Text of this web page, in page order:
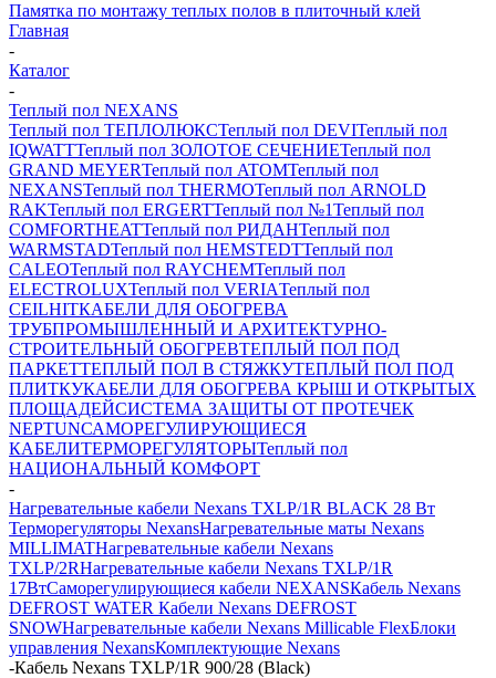
Памятка по монтажу теплых полов в плиточный клей
Главная
-
Каталог
-
Теплый пол NEXANS
Теплый пол ТЕПЛОЛЮКСТеплый пол DEVIТеплый пол
IQWATTТеплый пол ЗОЛОТОЕ СЕЧЕНИЕТеплый пол
GRAND MEYERТеплый пол ATOMТеплый пол
NEXANSТеплый пол THERMOТеплый пол ARNOLD
RAKТеплый пол ERGERTТеплый пол №1Теплый пол
COMFORTHEATТеплый пол РИДАНТеплый пол
WARMSTADТеплый пол HEMSTEDTТеплый пол
CALEOТеплый пол RAYCHEMТеплый пол
ELECTROLUXТеплый пол VERIAТеплый пол
CEILHITКАБЕЛИ ДЛЯ ОБОГРЕВА
ТРУБПРОМЫШЛЕННЫЙ И АРХИТЕКТУРНО-
СТРОИТЕЛЬНЫЙ ОБОГРЕВТЕПЛЫЙ ПОЛ ПОД
ПАРКЕТТЕПЛЫЙ ПОЛ В СТЯЖКУТЕПЛЫЙ ПОЛ ПОД
ПЛИТКУКАБЕЛИ ДЛЯ ОБОГРЕВА КРЫШ И ОТКРЫТЫХ
ПЛОЩАДЕЙСИСТЕМА ЗАЩИТЫ ОТ ПРОТЕЧЕК
NEPTUNСАМОРЕГУЛИРУЮЩИЕСЯ
КАБЕЛИТЕРМОРЕГУЛЯТОРЫТеплый пол
НАЦИОНАЛЬНЫЙ КОМФОРТ
-
Нагревательные кабели Nexans TXLP/1R BLACK 28 Вт
Терморегуляторы NexansНагревательные маты Nexans
MILLIMATНагревательные кабели Nexans
TXLP/2RНагревательные кабели Nexans TXLP/1R
17ВтСаморегулирующиеся кабели NEXANSКабель Nexans
DEFROST WATER Кабели Nexans DEFROST
SNOWНагревательные кабели Nexans Millicable FlexБлоки
управления NexansКомплектующие Nexans
-Кабель Nexans TXLP/1R 900/28 (Black)